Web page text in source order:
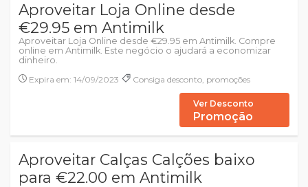
Aproveitar Loja Online desde
€29.95 em Antimilk
Aproveitar Loja Online desde €29.95 em Antimilk. Compre
online em Antimilk. Este negócio o ajudará a economizar
dinheiro.
Expira em: 14/09/2023
Consiga desconto, promoções
Ver Desconto
Promoção
Aproveitar Calças Calções baixo
para €22.00 em Antimilk